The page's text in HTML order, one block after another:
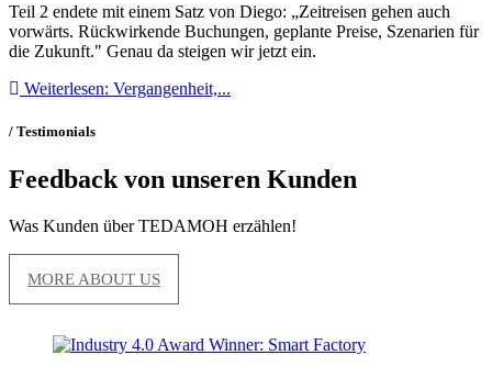
Teil 2 endete mit einem Satz von Diego: „Zeitreisen gehen auch
vorwärts. Rückwirkende Buchungen, geplante Preise, Szenarien für
die Zukunft." Genau da steigen wir jetzt ein.
Weiterlesen: Vergangenheit,...
/ Testimonials
Feedback von unseren Kunden
Was Kunden über TEDAMOH erzählen!
MORE ABOUT US